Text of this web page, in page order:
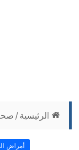
الرئيسية /
أمراض